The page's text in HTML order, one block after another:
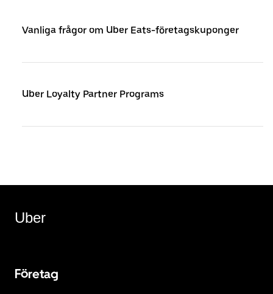
Vanliga frågor om Uber Eats-företagskuponger
Uber Loyalty Partner Programs
Uber
Företag